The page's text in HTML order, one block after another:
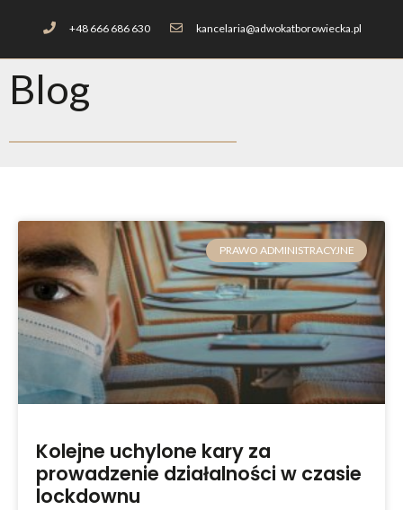
+48 666 686 630 kancelaria@adwokatborowiecka.pl
Blog
PRAWO ADMINISTRACYJNE
Kolejne uchylone kary za
prowadzenie działalności w czasie
lockdownu